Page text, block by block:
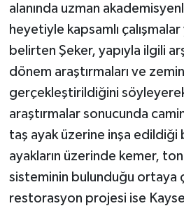
alanında uzman
heyetiyle kapsamlı
belirten Şeker, yapıyla ilgili
dönem araştırmaları ve
gerçekleştirildiğini
araştırmalar sonucunda
taş ayak üzerine inşa edildiği
ayakların üzerinde kemer,
sisteminin bulunduğu ortaya
restorasyon projesi ise